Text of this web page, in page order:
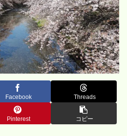
Facebook Threads
Pinterest コピー